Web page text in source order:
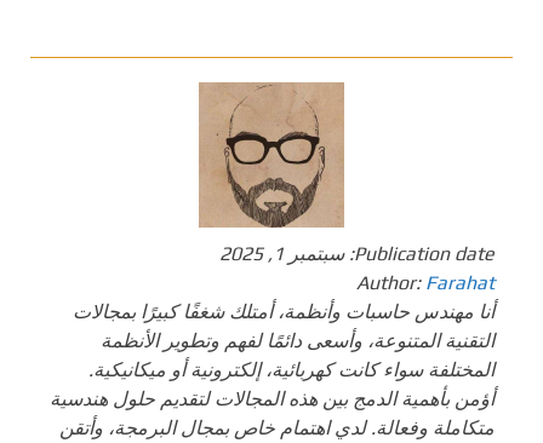
Publication date: سبتمبر 1, 2025
Author: Farahat
أنا مهندس حاسبات وأنظمة، أمتلك شغفًا كبيرًا بمجالات
التقنية المتنوعة، وأسعى دائمًا لفهم وتطوير الأنظمة
المختلفة سواء كانت كهربائية، إلكترونية أو ميكانيكية.
أؤمن بأهمية الدمج بين هذه المجالات لتقديم حلول هندسية
متكاملة وفعالة. لدي اهتمام خاص بمجال البرمجة، وأتقن